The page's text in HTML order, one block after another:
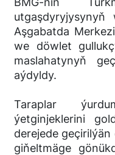
utgaşdyryjysynyň
Aşgabatda
we döwlet
maslahatynyň
aýdyldy.
Taraplar
ýetginjeklerini
derejede
giňeltmäge